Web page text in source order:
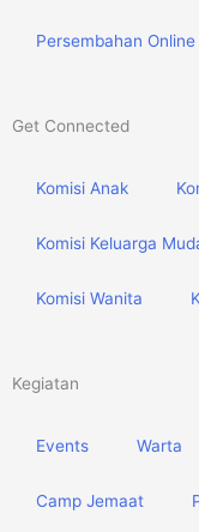
Persembahan Online
Get Connected
Komisi Anak
Komisi Keluarga
Komisi Wanita
Kegiatan
Events Warta
Camp Jemaat